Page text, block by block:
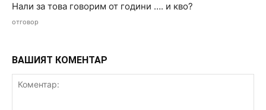
Нали за това говорим от години …. и кво?
отговор
ВАШИЯТ КОМЕНТАР